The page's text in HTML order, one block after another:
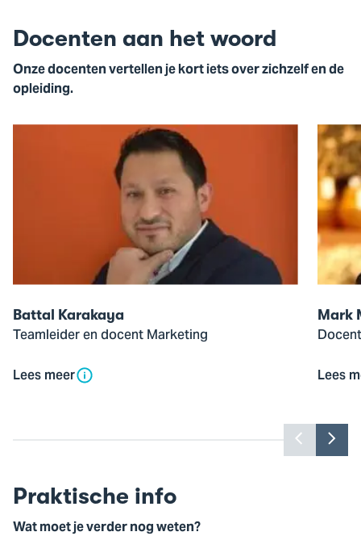
Docenten aan het woord
Onze docenten vertellen je kort iets over zichzelf en de
opleiding.
Battal Karakaya
Teamleider en docent Marketing
Lees meer
Open
de
pop-
up
van
Mark
Murkes
Mark
Lees
Toon
vorige
Praktische info
Wat moet je verder nog weten?